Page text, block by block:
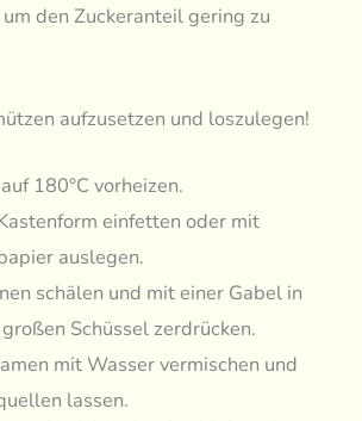
den Zuckeranteil gering zu
aufzusetzen und loszulegen!
180°C vorheizen.
einfetten oder mit
auslegen.
schälen und mit einer Gabel in
Schüssel zerdrücken.
mit Wasser vermischen und
lassen.